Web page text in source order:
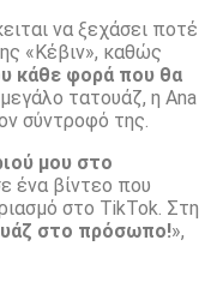
να ξεχάσει ποτέ
«Κέβιν», καθώς
κάθε φορά που θα
τατουάζ, η Ana
σύντροφό της.
μου στο
ένα βίντεο που
στο TikTok. Στη
στο πρόσωπο!»,